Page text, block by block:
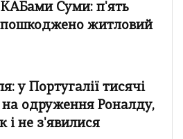
КАБами Суми: п'ять
житловий
у Португалії тисячі
на одруження Роналду,
і не з'явилися